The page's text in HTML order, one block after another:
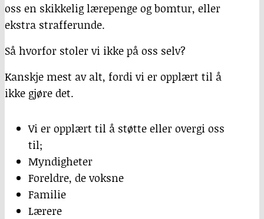
oss en skikkelig lærepenge og bomtur, eller
ekstra strafferunde.
Så hvorfor stoler vi ikke på oss selv?
Kanskje mest av alt, fordi vi er opplært til å
ikke gjøre det.
Vi er opplært til å støtte eller overgi oss
til;
Myndigheter
Foreldre, de voksne
Familie
Lærere